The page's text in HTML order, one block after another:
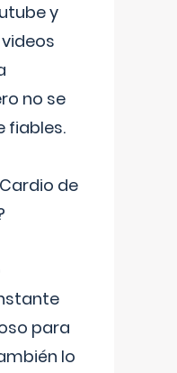
y
no se
fiables.
de
para
lo